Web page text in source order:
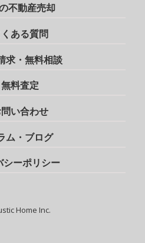
不動産売却
ある質問
求・無料相談
無料査定
い合わせ
ム・ブログ
シーポリシー
Home Inc.